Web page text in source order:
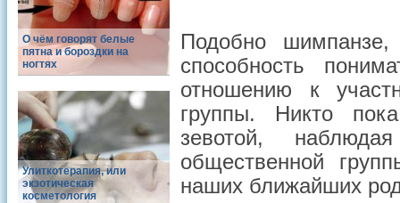
О чём говорят белые
пятна и бороздки на
ногтях
Улиткотерапия, или
экзотическая
косметология
Подобно
способность
отношению к
группы. Никто
зевотой,
общественной
наших ближайших